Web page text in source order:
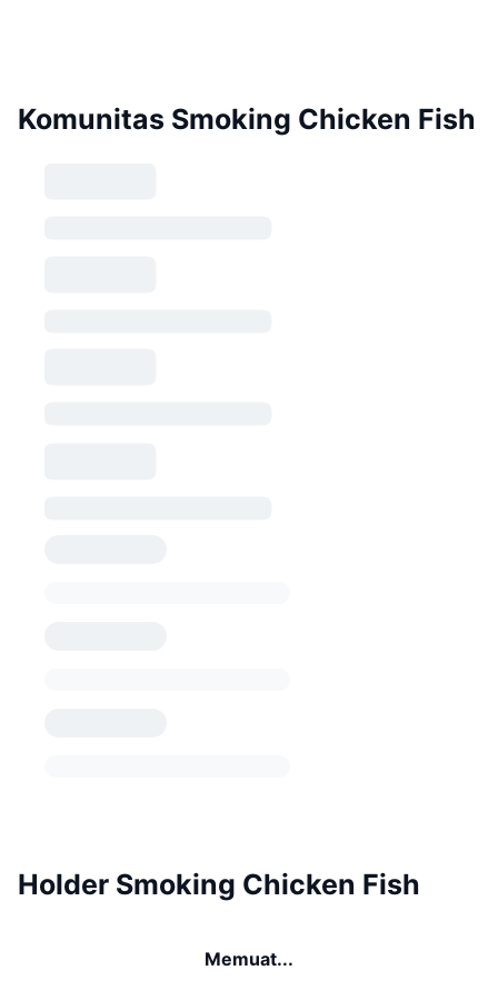
Komunitas Smoking Chicken Fish
Holder Smoking Chicken Fish
Memuat...